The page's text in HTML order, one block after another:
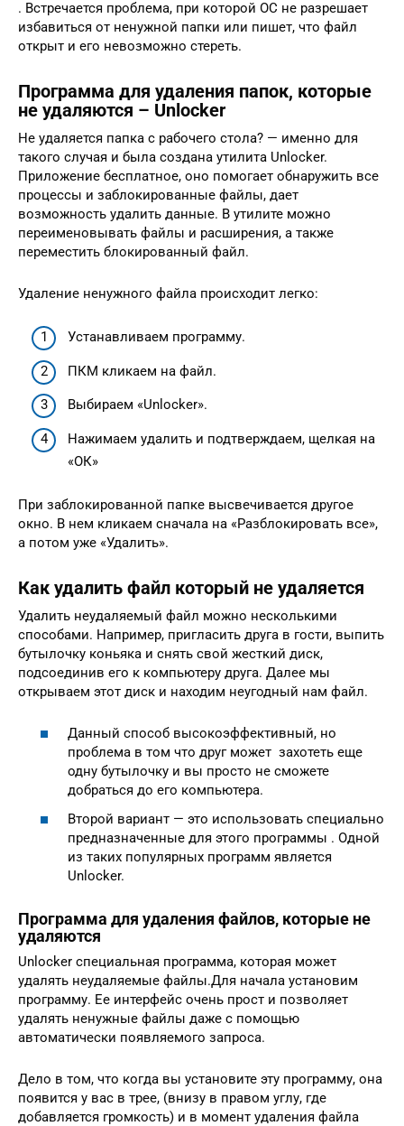
. Встречается проблема, при которой ОС не разрешает
избавиться от ненужной папки или пишет, что файл
открыт и его невозможно стереть.
Программа для удаления папок, которые
не удаляются – Unlocker
Не удаляется папка с рабочего стола? — именно для
такого случая и была создана утилита Unlocker.
Приложение бесплатное, оно помогает обнаружить все
процессы и заблокированные файлы, дает
возможность удалить данные. В утилите можно
переименовывать файлы и расширения, а также
переместить блокированный файл.
Удаление ненужного файла происходит легко:
Устанавливаем программу.
ПКМ кликаем на файл.
Выбираем «Unlocker».
Нажимаем удалить и подтверждаем, щелкая на
«ОК»
При заблокированной папке высвечивается другое
окно. В нем кликаем сначала на «Разблокировать все»,
а потом уже «Удалить».
Как удалить файл который не удаляется
Удалить неудаляемый файл можно несколькими
способами. Например, пригласить друга в гости, выпить
бутылочку коньяка и снять свой жесткий диск,
подсоединив его к компьютеру друга. Далее мы
открываем этот диск и находим неугодный нам файл.
Данный способ высокоэффективный, но
проблема в том что друг может захотеть еще
одну бутылочку и вы просто не сможете
добраться до его компьютера.
Второй вариант — это использовать специально
предназначенные для этого программы . Одной
из таких популярных программ является
Unlocker.
Программа для удаления файлов, которые не
удаляются
Unlocker специальная программа, которая может
удалять неудаляемые файлы.Для начала установим
программу. Ее интерфейс очень прост и позволяет
удалять ненужные файлы даже с помощью
автоматически появляемого запроса.
Дело в том, что когда вы установите эту программу, она
появится у вас в трее, (внизу в правом углу, где
добавляется громкость) и в момент удаления файла